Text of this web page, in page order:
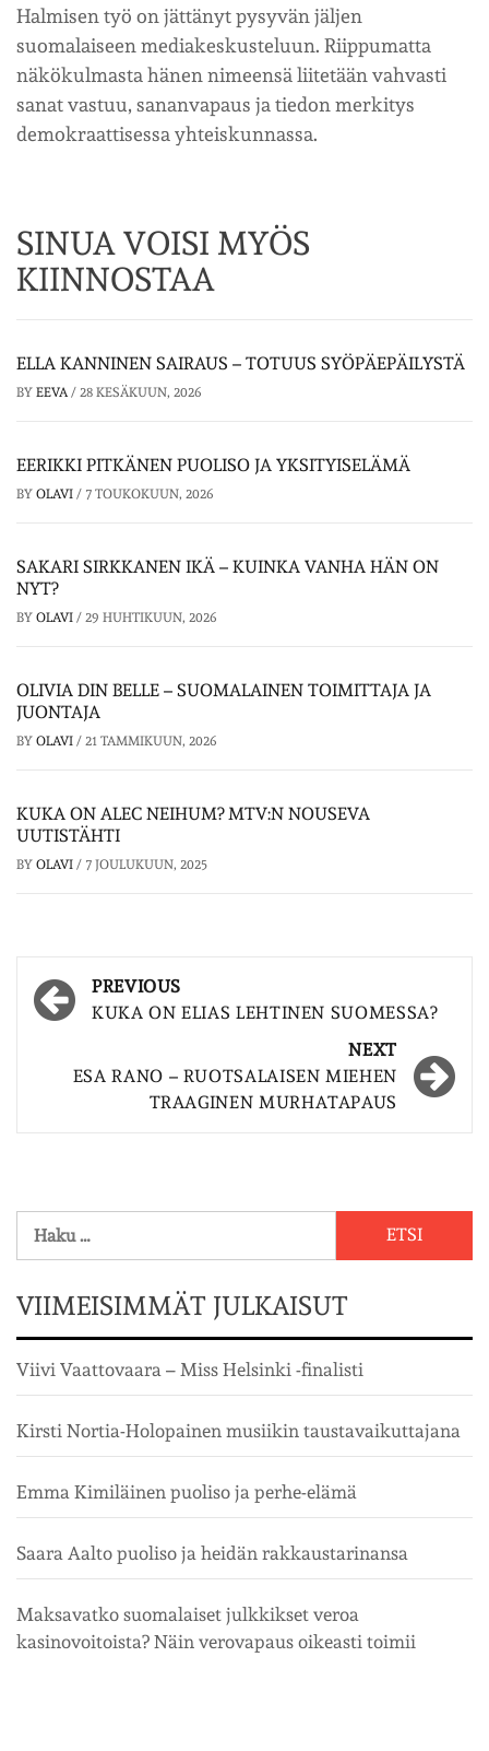
Halmisen työ on jättänyt pysyvän jäljen
suomalaiseen mediakeskusteluun. Riippumatta
näkökulmasta hänen nimeensä liitetään vahvasti
sanat vastuu, sananvapaus ja tiedon merkitys
demokraattisessa yhteiskunnassa.
SINUA VOISI MYÖS
KIINNOSTAA
ELLA KANNINEN SAIRAUS – TOTUUS SYÖPÄEPÄILYSTÄ
BY EEVA / 28 KESÄKUUN, 2026
EERIKKI PITKÄNEN PUOLISO JA YKSITYISELÄMÄ
BY OLAVI / 7 TOUKOKUUN, 2026
SAKARI SIRKKANEN IKÄ – KUINKA VANHA HÄN ON
NYT?
BY OLAVI / 29 HUHTIKUUN, 2026
OLIVIA DIN BELLE – SUOMALAINEN TOIMITTAJA JA
JUONTAJA
BY OLAVI / 21 TAMMIKUUN, 2026
KUKA ON ALEC NEIHUM? MTV:N NOUSEVA
UUTISTÄHTI
BY OLAVI / 7 JOULUKUUN, 2025
Post
navigation
PREVIOUS
KUKA ON ELIAS LEHTINEN SUOMESSA?
NEXT
ESA RANO – RUOTSALAISEN MIEHEN
TRAAGINEN MURHATAPAUS
VIIMEISIMMÄT JULKAISUT
Viivi Vaattovaara – Miss Helsinki -finalisti
Kirsti Nortia-Holopainen musiikin taustavaikuttajana
Emma Kimiläinen puoliso ja perhe-elämä
Saara Aalto puoliso ja heidän rakkaustarinansa
Maksavatko suomalaiset julkkikset veroa
kasinovoitoista? Näin verovapaus oikeasti toimii